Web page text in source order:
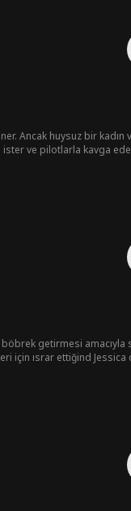
Ancak huysuz bir kadın
ister ve pilotlarla kavga
getirmesi amacıyla
için ısrar ettiğind Jessica